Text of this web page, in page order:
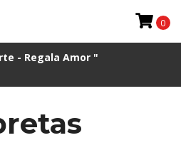
- Regala Amor "
0